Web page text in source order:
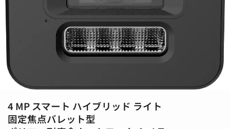
4 MP スマート ハイブリッド ライト
固定焦点バレット型